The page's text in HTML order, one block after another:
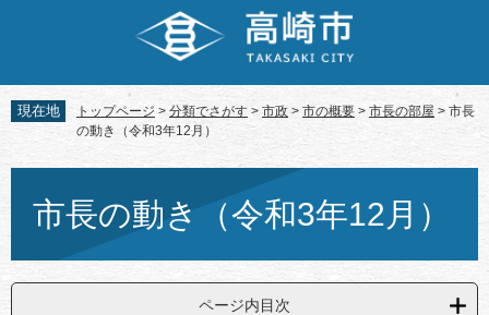
先
頭
す。
を
飛
し
へ
現在地 トップページ > 分類でさがす > 市政 > 市の概要 > 市長の部屋 > 市長
の動き（令和3年12月）
市長の動き（令和3年12月）
ページ内目次